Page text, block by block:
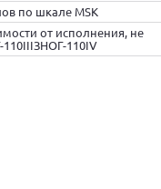
по шкале MSK
от исполнения, не
110IV